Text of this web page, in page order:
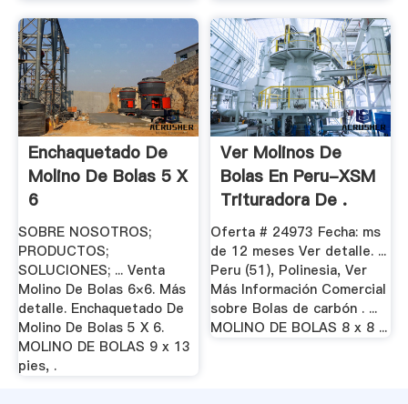
Enchaquetado De
Molino De Bolas 5 X
6
SOBRE NOSOTROS;
PRODUCTOS;
SOLUCIONES; ... Venta
Molino De Bolas 6×6. Más
detalle. Enchaquetado De
Molino De Bolas 5 X 6.
MOLINO DE BOLAS 9 x 13
pies, .
Ver Molinos De
Bolas En Peru-XSM
Trituradora De .
Oferta # 24973 Fecha: ms
de 12 meses Ver detalle. ...
Peru (51), Polinesia, Ver
Más Información Comercial
sobre Bolas de carbón . ...
MOLINO DE BOLAS 8 x 8 ...